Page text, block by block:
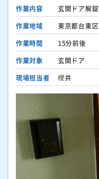
作業内容
玄関ドア解錠
作業地域
東京都台東区
作業時間
15分前後
作業対象
玄関ドア
現場担当者
櫻井